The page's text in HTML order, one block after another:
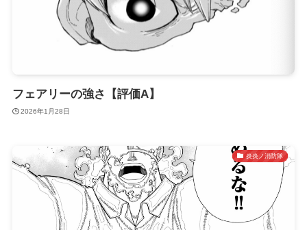
フェアリーの強さ【評価A】
2026年1月28日
炎炎ノ消防隊